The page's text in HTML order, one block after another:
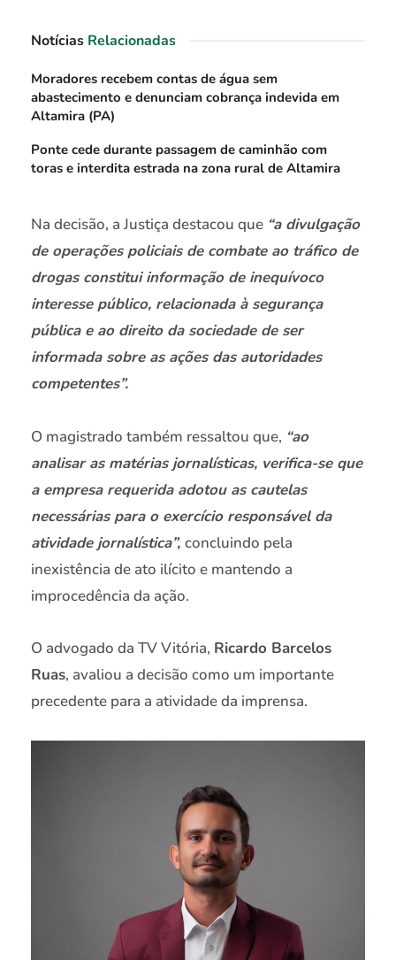
Notícias Relacionadas
Moradores recebem contas de água sem
abastecimento e denunciam cobrança indevida em
Altamira (PA)
Ponte cede durante passagem de caminhão com
toras e interdita estrada na zona rural de Altamira
Na decisão, a Justiça destacou que “a divulgação
de operações policiais de combate ao tráfico de
drogas constitui informação de inequívoco
interesse público, relacionada à segurança
pública e ao direito da sociedade de ser
informada sobre as ações das autoridades
competentes”.
O magistrado também ressaltou que, “ao
analisar as matérias jornalísticas, verifica-se que
a empresa requerida adotou as cautelas
necessárias para o exercício responsável da
atividade jornalística”, concluindo pela
inexistência de ato ilícito e mantendo a
improcedência da ação.
O advogado da TV Vitória, Ricardo Barcelos
Ruas, avaliou a decisão como um importante
precedente para a atividade da imprensa.